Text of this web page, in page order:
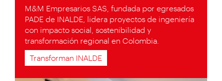
M&M Empresarios SAS, fundada por egresados
PADE de INALDE, lidera proyectos de ingeniería
con impacto social, sostenibilidad y
transformación regional en Colombia.
Transforman INALDE